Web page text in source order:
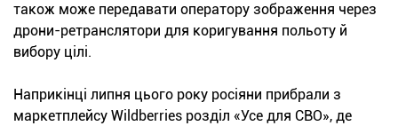
також може передавати оператору зображення через
дрони-ретранслятори для коригування польоту й
вибору цілі.
Наприкінці липня цього року росіяни прибрали з
маркетплейсу Wildberries розділ «Усе для СВО», де